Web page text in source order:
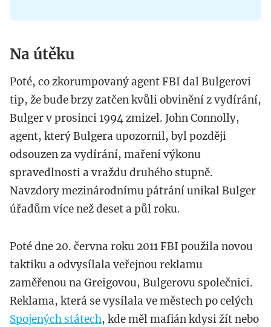
Na útěku
Poté, co zkorumpovaný agent FBI dal Bulgerovi
tip, že bude brzy zatčen kvůli obvinění z vydírání,
Bulger v prosinci 1994 zmizel. John Connolly,
agent, který Bulgera upozornil, byl později
odsouzen za vydírání, maření výkonu
spravedlnosti a vraždu druhého stupně.
Navzdory mezinárodnímu pátrání unikal Bulger
úřadům více než deset a půl roku.
Poté dne 20. června roku 2011 FBI použila novou
taktiku a odvysílala veřejnou reklamu
zaměřenou na Greigovou, Bulgerovu společnici.
Reklama, která se vysílala ve městech po celých
Spojených státech, kde měl mafián kdysi žít nebo